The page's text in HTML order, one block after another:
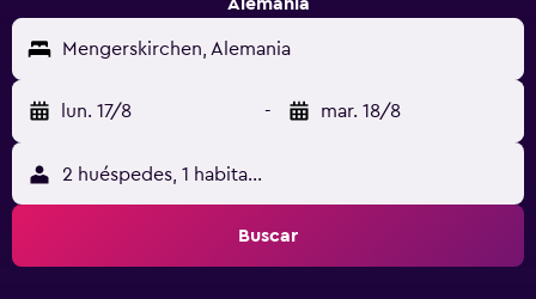
Mengerskirchen, Alemania
lun. 17/8 - mar. 18/8
2 huéspedes, 1 habitación
Buscar